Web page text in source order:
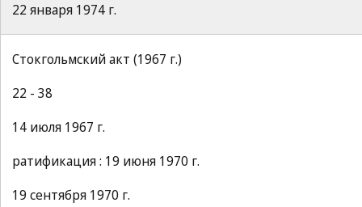
22 января 1974 г.
Стокгольмский акт (1967 г.)
22 - 38
14 июля 1967 г.
ратификация : 19 июня 1970 г.
19 сентября 1970 г.